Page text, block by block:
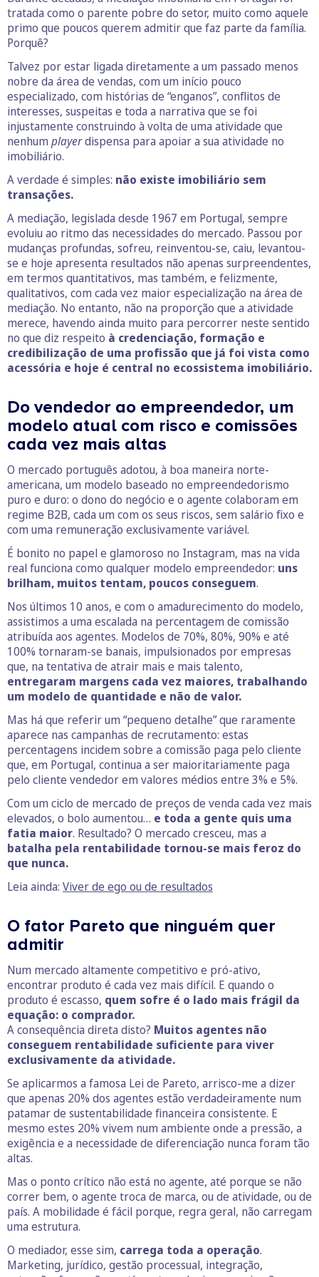
tratada como o parente pobre do setor, muito como aquele
primo que poucos querem admitir que faz parte da família.
Porquê?
Talvez por estar ligada diretamente a um passado menos
nobre da área de vendas, com um início pouco
especializado, com histórias de “enganos”, conflitos de
interesses, suspeitas e toda a narrativa que se foi
injustamente construindo à volta de uma atividade que
nenhum playerdispensa para apoiar a sua atividade no
imobiliário.
A verdade é simples: não existe imobiliário sem
transações.
A mediação, legislada desde 1967 em Portugal, sempre
evoluiu ao ritmo das necessidades do mercado. Passou por
mudanças profundas, sofreu, reinventou-se, caiu, levantou-
se e hoje apresenta resultados não apenas surpreendentes,
em termos quantitativos, mas também, e felizmente,
qualitativos, com cada vez maior especialização na área de
mediação. No entanto, não na proporção que a atividade
merece, havendo ainda muito para percorrer neste sentido
no que diz respeito à credenciação, formação e
credibilização de uma profissão que já foi vista como
acessória e hoje é central no ecossistema imobiliário.
Do vendedor ao empreendedor, um
modelo atual com risco e comissões
cada vez mais altas
O mercado português adotou, à boa maneira norte-
americana, um modelo baseado no empreendedorismo
puro e duro: o dono do negócio e o agente colaboram em
regime B2B, cada um com os seus riscos, sem salário fixo e
com uma remuneração exclusivamente variável.
É bonito no papel e glamoroso no Instagram, mas na vida
real funciona como qualquer modelo empreendedor: uns
brilham, muitos tentam, poucos conseguem.
Nos últimos 10 anos, e com o amadurecimento do modelo,
assistimos a uma escalada na percentagem de comissão
atribuída aos agentes. Modelos de 70%, 80%, 90% e até
100% tornaram-se banais, impulsionados por empresas
que, na tentativa de atrair mais e mais talento,
entregaram margens cada vez maiores, trabalhando
um modelo de quantidade e não de valor.
Mas há que referir um “pequeno detalhe” que raramente
aparece nas campanhas de recrutamento: estas
percentagens incidem sobre a comissão paga pelo cliente
que, em Portugal, continua a ser maioritariamente paga
pelo cliente vendedor em valores médios entre 3% e 5%.
Com um ciclo de mercado de preços de venda cada vez mais
elevados, o bolo aumentou… e toda a gente quis uma
fatia maior. Resultado? O mercado cresceu, mas a
batalha pela rentabilidade tornou-se mais feroz do
que nunca.
Leia ainda: Viver de ego ou de resultados
O fator Pareto que ninguém quer
admitir
Num mercado altamente competitivo e pró-ativo,
encontrar produto é cada vez mais difícil. E quando o
produto é escasso, quem sofre é o lado mais frágil da
equação: o comprador.
A consequência direta disto? Muitos agentes não
conseguem rentabilidade suficiente para viver
exclusivamente da atividade.
Se aplicarmos a famosa Lei de Pareto, arrisco-me a dizer
que apenas 20% dos agentes estão verdadeiramente num
patamar de sustentabilidade financeira consistente. E
mesmo estes 20% vivem num ambiente onde a pressão, a
exigência e a necessidade de diferenciação nunca foram tão
altas.
Mas o ponto crítico não está no agente, até porque se não
correr bem, o agente troca de marca, ou de atividade, ou de
país. A mobilidade é fácil porque, regra geral, não carregam
uma estrutura.
O mediador, esse sim, carrega toda a operação.
Marketing, jurídico, gestão processual, integração,